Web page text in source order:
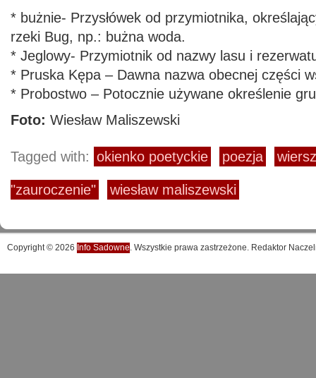
* bużnie- Przysłówek od przymiotnika,
rzeki Bug, np.: bużna woda.
* Jeglowy- Przymiotnik od nazwy lasu i
* Pruska Kępa – Dawna nazwa obecnej części
* Probostwo – Potocznie używane określenie
Foto: Wiesław Maliszewski
Tagged with: okienko poetyckie poezja wiersz
"zauroczenie" wiesław maliszewski
Copyright © 2026 Info Sadowne. Wszystkie prawa zastrzeżone. Redaktor